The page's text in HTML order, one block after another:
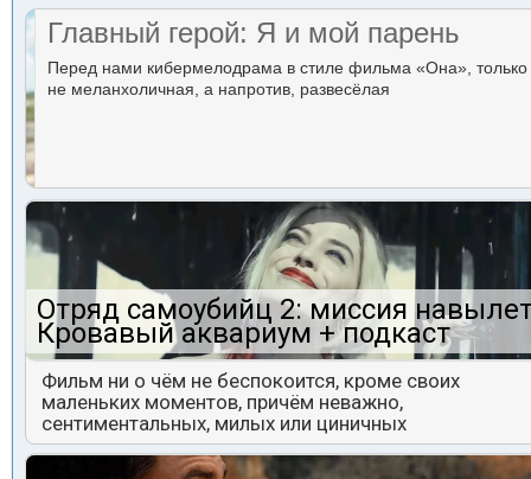
Главный герой: Я и мой парень
Перед нами кибермелодрама в стиле фильма «Она», только
не меланхоличная, а напротив, развесёлая
Отряд самоубийц 2: миссия
Кровавый аквариум + подкаст
Фильм ни о чём не беспокоится, кроме своих
маленьких моментов, причём неважно,
сентиментальных, милых или циничных